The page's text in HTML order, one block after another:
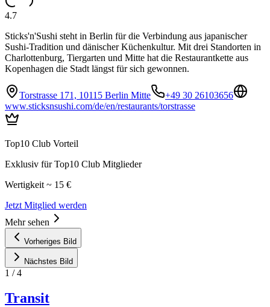
4.7
Sticks'n'Sushi steht in Berlin für die Verbindung aus japanischer
Sushi-Tradition und dänischer Küchenkultur. Mit drei Standorten in
Charlottenburg, Tiergarten und Mitte hat die Restaurantkette aus
Kopenhagen die Stadt längst für sich gewonnen.
Torstrasse 171, 10115 Berlin Mitte
+49 30 26103656
www.sticksnsushi.com/de/en/restaurants/torstrasse
Top10 Club Vorteil
Exklusiv für Top10 Club Mitglieder
Wertigkeit ~ 15 €
Jetzt Mitglied werden
Mehr sehen
Vorheriges Bild
Nächstes Bild
1 /4
Transit